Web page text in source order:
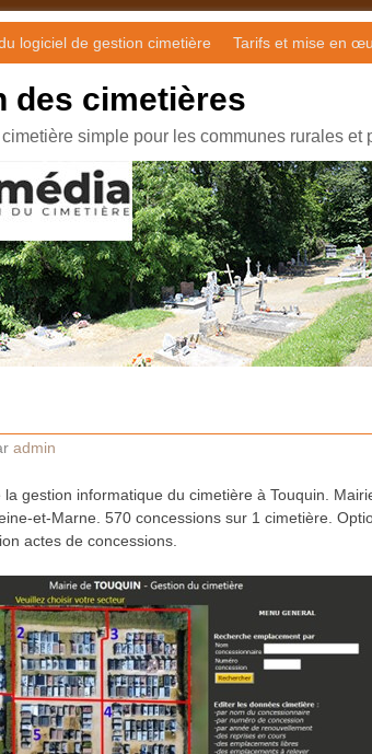
logiciel de gestion cimetière Tarifs et mise en
des cimetières
cimetière simple pour les communes rurales et
admin
gestion informatique du cimetière à Touquin.
et-Marne. 570 concessions sur 1 cimetière.
actes de concessions.